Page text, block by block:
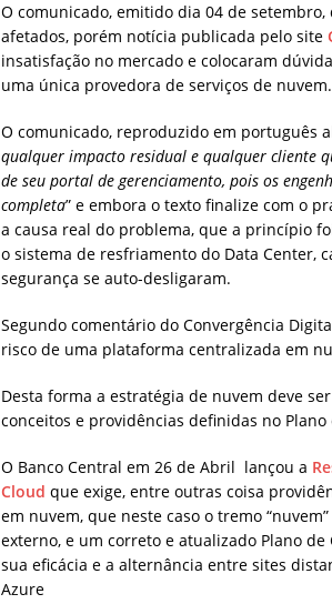
O comunicado, emitido dia 04 de
afetados, porém notícia publicada pelo site
insatisfação no mercado e colocaram
uma única provedora de serviços de nuvem.
O comunicado, reproduzido em português
qualquer impacto residual e qualquer cliente
de seu portal de gerenciamento, pois os
completa” e embora o texto finalize com o
a causa real do problema, que a princípio
o sistema de resfriamento do Data Center,
segurança se auto-desligaram.
Segundo comentário do Convergência
risco de uma plataforma centralizada em
Desta forma a estratégia de nuvem deve
conceitos e providências definidas no
O Banco Central em 26 de Abril lançou a
Cloud que exige, entre outras coisa
em nuvem, que neste caso o tremo
externo, e um correto e atualizado Plano
sua eficácia e a alternância entre sites
Azure